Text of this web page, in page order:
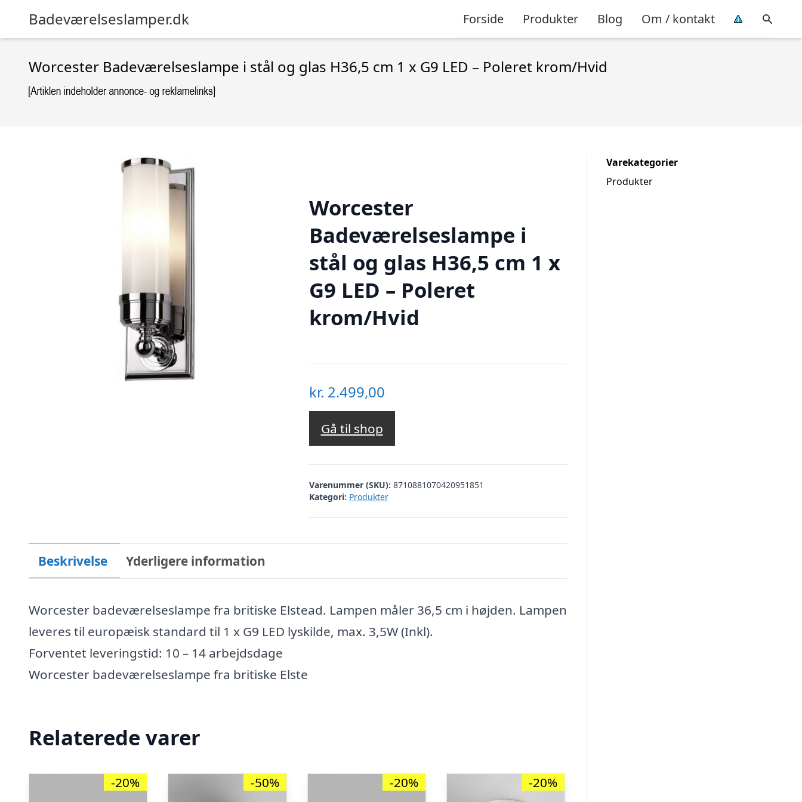
Badeværelseslamper.dk Forside Produkter Blog Om / kontakt
Worcester Badeværelseslampe i stål og glas H36,5 cm 1 x G9 LED – Poleret krom/Hvid
Worcester
Badeværelseslampe i
stål og glas H36,5 cm 1 x
G9 LED – Poleret
krom/Hvid
kr. 2.499,00
Gå til shop
Varenummer (SKU): 8710881070420951851
Kategori: Produkter
Beskrivelse Yderligere information
Worcester badeværelseslampe fra britiske Elstead. Lampen måler 36,5 cm i højden. Lampen
leveres til europæisk standard til 1 x G9 LED lyskilde, max. 3,5W (Inkl).
Forventet leveringstid: 10 – 14 arbejdsdage
Worcester badeværelseslampe fra britiske Elste
Relaterede varer
-20% -50% -20% -20%
Varekategorier
Produkter